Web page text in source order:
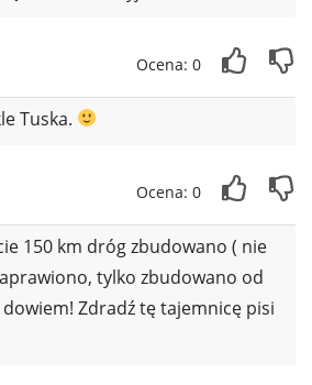
Ocena: 0
Tuska.
Ocena: 0
150 km dróg zbudowano ( nie
tylko zbudowano od
dowiem! Zdradź tę tajemnicę pisi